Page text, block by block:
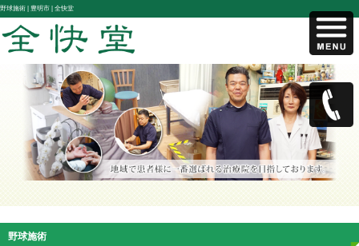
野球施術 |豊明市 | 全快堂